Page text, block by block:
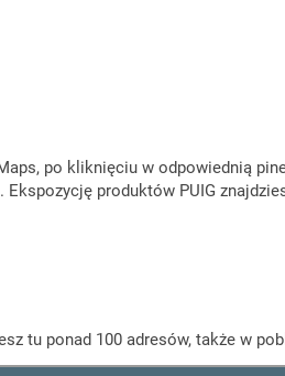
po kliknięciu w odpowiednią
produktów PUIG
tu ponad 100 adresów, także w